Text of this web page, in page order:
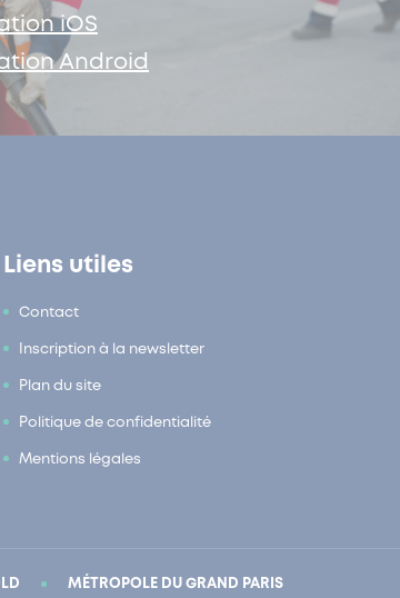
iOS
Android
Liens utiles
Contact
Inscription à la newsletter
Plan du site
Politique de confidentialité
Mentions légales
MÉTROPOLE DU GRAND PARIS